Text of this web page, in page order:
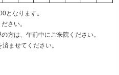
となります。
さい。
方は、午前中にご来院ください。
ませてください。